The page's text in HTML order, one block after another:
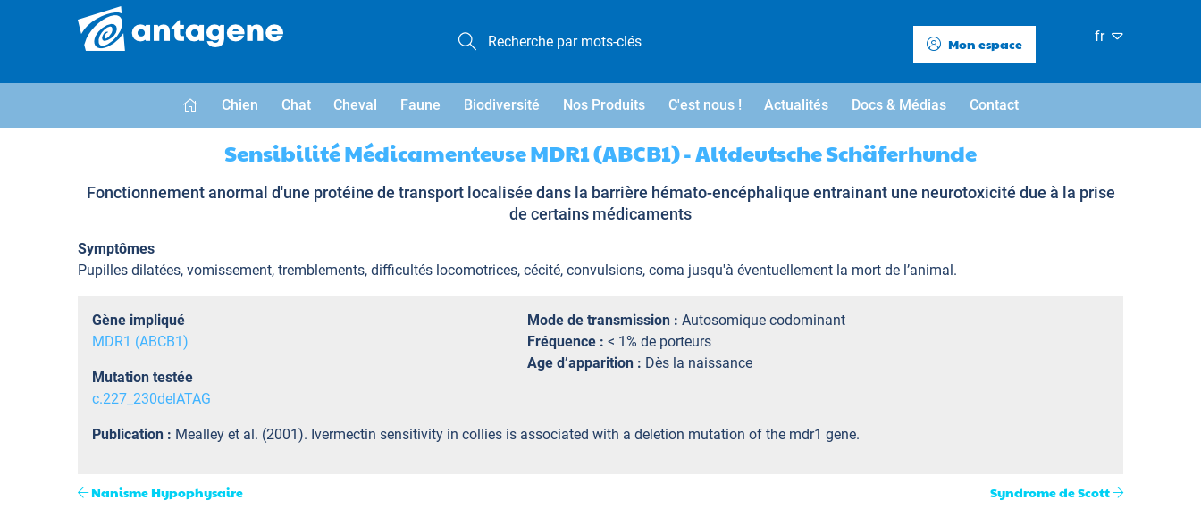
Mon espace fr
Chien Chat Cheval Faune Biodiversité Nos Produits C'est nous ! Actualités Docs & Médias Contact
Sensibilité Médicamenteuse MDR1 (ABCB1) - Altdeutsche Schäferhunde
Fonctionnement anormal d'une protéine de transport localisée dans la barrière hémato-encéphalique entrainant une neurotoxicité due à la prise
de certains médicaments
Symptômes
Pupilles dilatées, vomissement, tremblements, difficultés locomotrices, cécité, convulsions, coma jusqu'à éventuellement la mort de l’animal.
Gène impliqué
MDR1 (ABCB1)
Mutation testée
c.227_230delATAG
Mode de transmission : Autosomique codominant
Fréquence : < 1% de porteurs
Age d’apparition : Dès la naissance
Publication : Mealley et al. (2001). Ivermectin sensitivity in collies is associated with a deletion mutation of the mdr1 gene.
Nanisme Hypophysaire Syndrome de Scott